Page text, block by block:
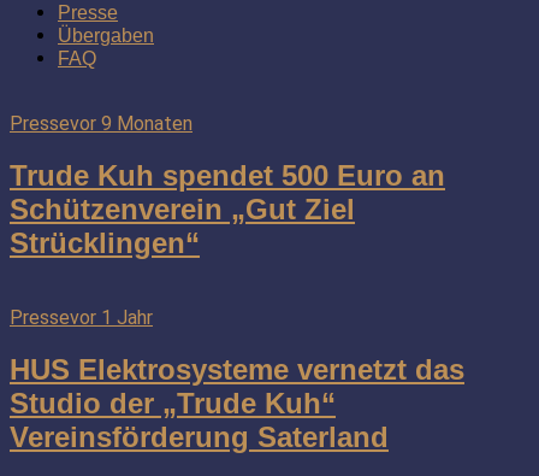
Presse
Übergaben
FAQ
Pressevor 9 Monaten
Trude Kuh spendet 500 Euro an
Schützenverein „Gut Ziel
Strücklingen“
Pressevor 1 Jahr
HUS Elektrosysteme vernetzt das
Studio der „Trude Kuh“
Vereinsförderung Saterland